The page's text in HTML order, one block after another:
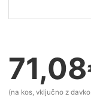
71,08
(na kos, vključno z